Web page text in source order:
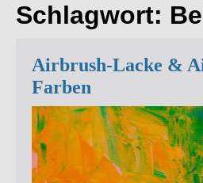
Schlagwort:
Airbrush-Lacke &
Farben
Airbrush-
Lacke
&